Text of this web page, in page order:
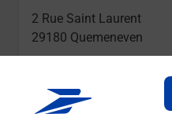
2 Rue Saint Laurent
29180 Quemeneven